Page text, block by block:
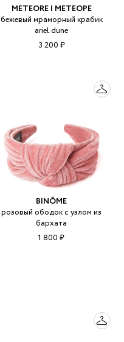
METEORE | МЕТЕОРЕ
бежевый мраморный крабик
ariel dune
3 200 ₽
BINÔME
розовый ободок с узлом из
бархата
1 800 ₽